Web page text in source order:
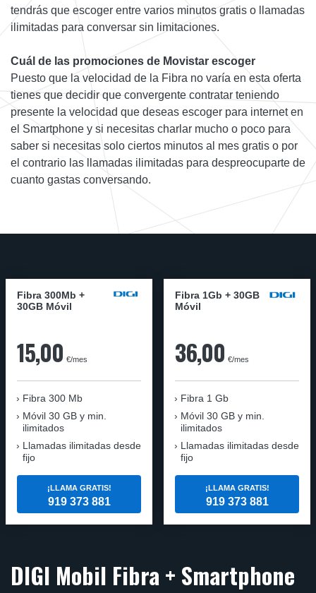
tendrás que escoger entre varios minutos gratis o llamadas
ilimitadas para conversar sin limitaciones.
Cuál de las promociones de Movistar escoger
Puesto que la velocidad de la Fibra no varía en esta oferta
tienes que decidir que convergente contratar teniendo
presente la velocidad que deseas escoger para internet en
el Smartphone y si necesitas charlar mucho o poco para
saber si necesitas solo ciertos minutos al mes gratis o por
el contrario las llamadas ilimitadas para despreocuparte de
cuanto gastas conversando.
Fibra 300Mb +
30GB Móvil
15,00 €/mes
Fibra 300 Mb
Móvil 30 GB y min.
ilimitados
Llamadas ilimitadas desde
fijo
¡LLAMA GRATIS!
919 373 881
Fibra 1Gb + 30GB
Móvil
36,00 €/mes
Fibra 1 Gb
Móvil 30 GB y min.
ilimitados
Llamadas ilimitadas desde
fijo
¡LLAMA GRATIS!
919 373 881
DIGI Mobil Fibra + Smartphone